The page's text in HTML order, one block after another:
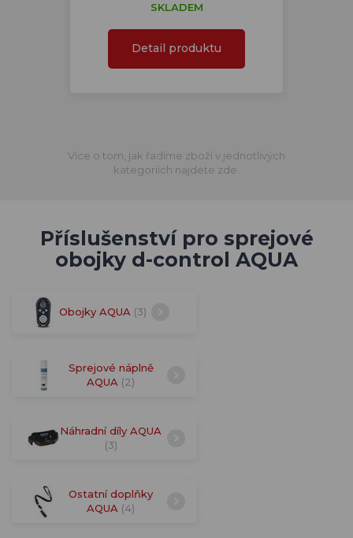
SKLADEM
Detail produktu
Více o tom, jak řadíme zboží v jednotlivých
kategoriích najdete zde.
Příslušenství pro sprejové
obojky d-control AQUA
Obojky AQUA (3)
Sprejové náplně
AQUA (2)
Náhradní díly AQUA
(3)
Ostatní doplňky
AQUA (4)